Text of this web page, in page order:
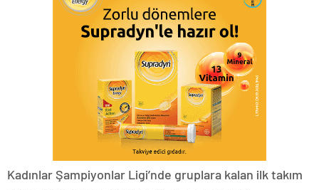
Kadınlar Şampiyonlar Ligi’nde gruplara kalan ilk takım